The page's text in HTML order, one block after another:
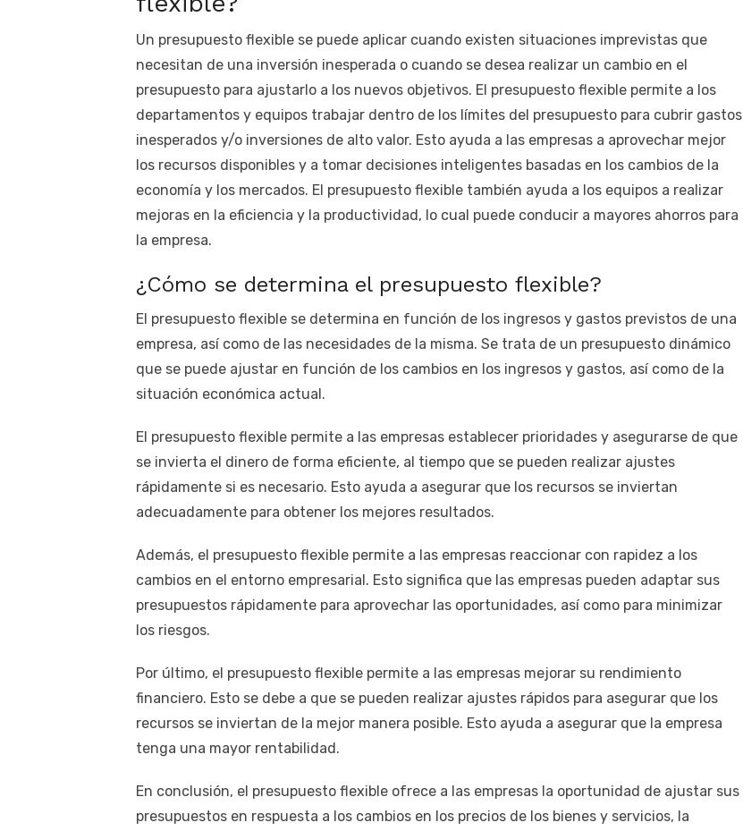
Un presupuesto flexible se puede aplicar cuando existen situaciones imprevistas que
necesitan de una inversión inesperada o cuando se desea realizar un cambio en el
presupuesto para ajustarlo a los nuevos objetivos. El presupuesto flexible permite a los
departamentos y equipos trabajar dentro de los límites del presupuesto para cubrir gastos
inesperados y/o inversiones de alto valor. Esto ayuda a las empresas a aprovechar mejor
los recursos disponibles y a tomar decisiones inteligentes basadas en los cambios de la
economía y los mercados. El presupuesto flexible también ayuda a los equipos a realizar
mejoras en la eficiencia y la productividad, lo cual puede conducir a mayores ahorros para
la empresa.
¿Cómo se determina el presupuesto flexible?
El presupuesto flexible se determina en función de los ingresos y gastos previstos de una
empresa, así como de las necesidades de la misma. Se trata de un presupuesto dinámico
que se puede ajustar en función de los cambios en los ingresos y gastos, así como de la
situación económica actual.
El presupuesto flexible permite a las empresas establecer prioridades y asegurarse de que
se invierta el dinero de forma eficiente, al tiempo que se pueden realizar ajustes
rápidamente si es necesario. Esto ayuda a asegurar que los recursos se inviertan
adecuadamente para obtener los mejores resultados.
Además, el presupuesto flexible permite a las empresas reaccionar con rapidez a los
cambios en el entorno empresarial. Esto significa que las empresas pueden adaptar sus
presupuestos rápidamente para aprovechar las oportunidades, así como para minimizar
los riesgos.
Por último, el presupuesto flexible permite a las empresas mejorar su rendimiento
financiero. Esto se debe a que se pueden realizar ajustes rápidos para asegurar que los
recursos se inviertan de la mejor manera posible. Esto ayuda a asegurar que la empresa
tenga una mayor rentabilidad.
En conclusión, el presupuesto flexible ofrece a las empresas la oportunidad de ajustar sus
presupuestos en respuesta a los cambios en los precios de los bienes y servicios, la